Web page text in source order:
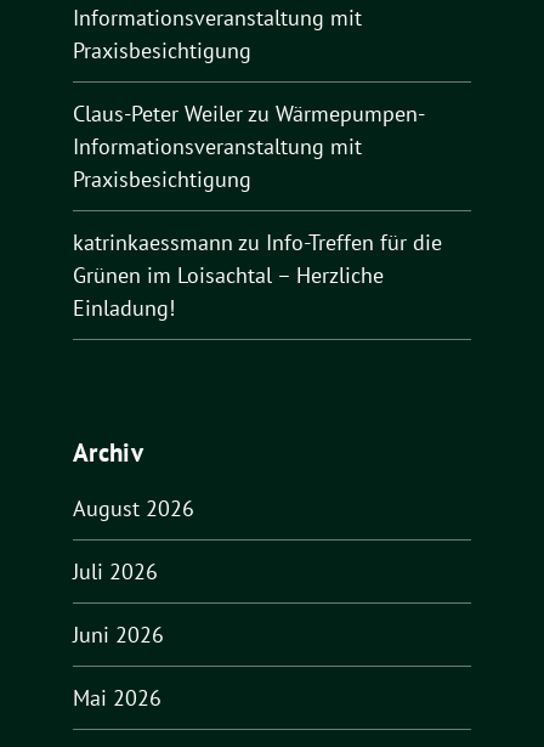
Informationsveranstaltung mit
Praxisbesichtigung
Claus-Peter Weilerzu Wärmepumpen-
Informationsveranstaltung mit
Praxisbesichtigung
katrinkaessmann zu Info-Treffen für die
Grünen im Loisachtal – Herzliche
Einladung!
Archiv
August 2026
Juli 2026
Juni 2026
Mai 2026